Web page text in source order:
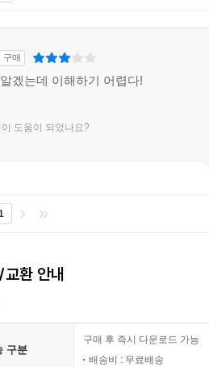
구매
겠는데 이해하기 어렵다!
도움이 되었나요?
환 안내
구분
구매 후 즉시 다운로드 가능
배송비 : 무료배송